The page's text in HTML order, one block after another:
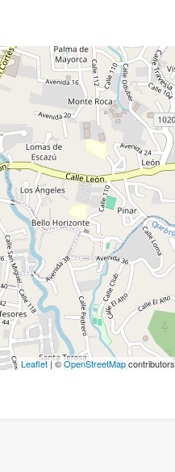
Leaflet| ©OpenStreetMapcontributors